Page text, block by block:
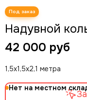
Надувной
42 000 руб
1,5х1,5х2,1 метра
Нет на местном